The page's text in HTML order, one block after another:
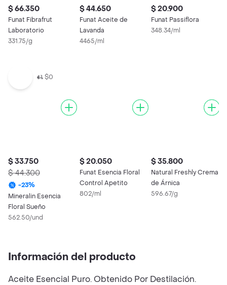
$ 66.350
Funat Fibrafrut
Laboratorio
331.75/g
$ 44.650
Funat Aceite de
Lavanda
4465/ml
$ 20.900
Funat Passiflora
348.34/ml
$0
$ 33.750
$ 44.300
-23%
Mineralin Esencia
Floral Sueño
562.50/und
$ 20.050
Funat Esencia Floral
Control Apetito
802/ml
$ 35.800
Natural Freshly Crema
de Árnica
596.67/g
Información del producto
Aceite Esencial Puro. Obtenido Por Destilación.